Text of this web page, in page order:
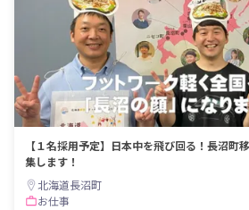
【１名採用予定】日本中を飛び回る！長沼町
集します！
北海道長沼町
お仕事